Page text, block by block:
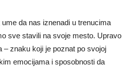
da nas iznenadi u trenucima
sve stavili na svoje mesto. Upravo
– znaku koji je poznat po svojoj
emocijama i sposobnosti da